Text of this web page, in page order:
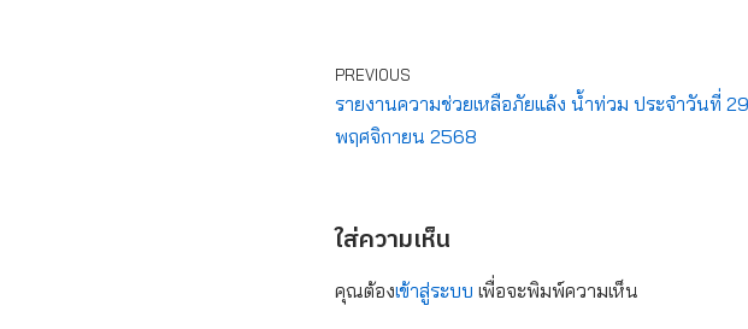
PREVIOUS
รายงานความช่วยเหลือภัยแล้ง น้ำท่วม ประจำวันที่ 29
พฤศจิกายน 2568
ใส่ความเห็น
คุณต้องเข้าสู่ระบบ เพื่อจะพิมพ์ความเห็น